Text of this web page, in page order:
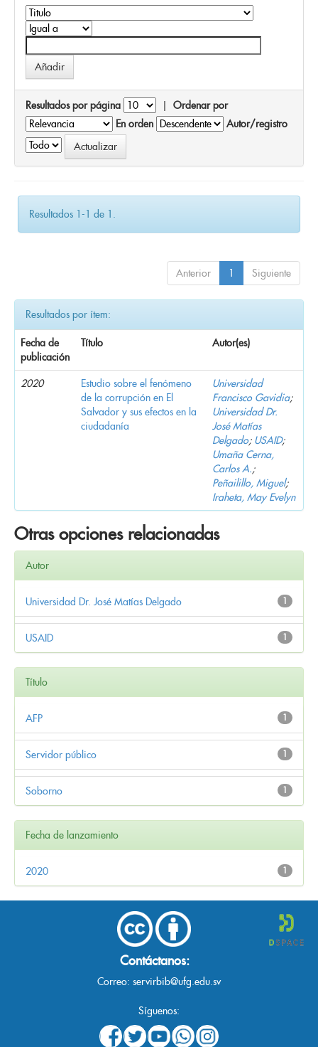
Resultados por página | Ordenar por
En orden
Autor/registro
Resultados 1-1 de 1.
Anterior 1 Siguiente
Resultados por ítem:
Fecha de
publicación
Título Autor(es)
2020
Estudio sobre el fenómeno
de la corrupción en El
Salvador y sus efectos en la
ciudadanía
Universidad
Francisco Gavidia;
Universidad Dr.
José Matías
Delgado; USAID;
Umaña Cerna,
Carlos A.;
Peñailillo, Miguel;
Iraheta, May Evelyn
Otras opciones relacionadas
Autor
1
Universidad Dr. José Matías Delgado
1
USAID
Título
1
AFP
1
Servidor público
1
Soborno
Fecha de lanzamiento
1
2020
Contáctanos:
Correo: servirbib@ufg.edu.sv
Síguenos: